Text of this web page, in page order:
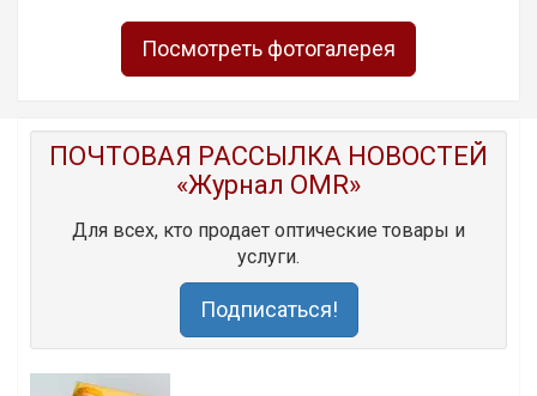
Посмотреть фотогалерея
ПОЧТОВАЯ РАССЫЛКА НОВОСТЕЙ
«Журнал OMR»
Для всех, кто продает оптические товары и
услуги.
Подписаться!